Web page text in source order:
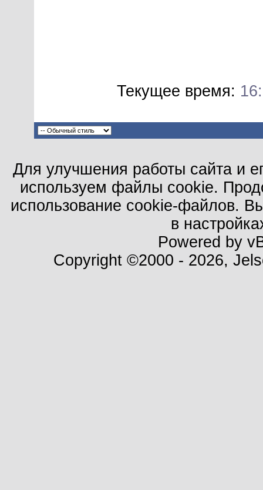
Текущее время:
Для улучшения работы сайта и
используем файлы cookie.
использование cookie-файлов.
в
Powered by
Copyright ©2000 - 2026,